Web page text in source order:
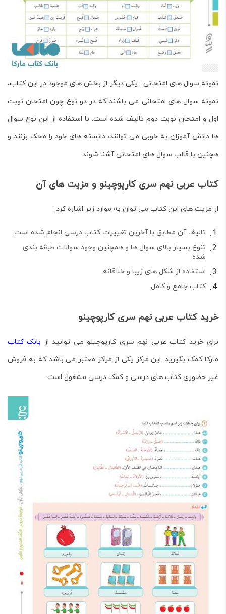
نمونه سوال های امتحانی : یکی دیگر از بخش های موجود در این کتاب،
نمونه سوال های امتحانی می باشند که در دو نوع چون امتحان نوبت
اول و امتحان نوبت دوم تالیف شده است. با استفاده از این نوع سوال
ها دانش آموزان به خوبی می توانند، دانسته های خود را محک بزنند و
هچنین با قالب سوال های امتحانی آشنا شوند.
کتاب عربی نهم سری کارپوچینو و مزیت های آن
از مزیت های این کتاب می توان به موارد زیر اشاره کرد :
تالیف آن مطابق با آخرین تغییرات کتاب درسی انجام شده است.
تنوع بسیار بالای سوال ها و همچنین وجود سوالات طبقه بندی
شده
استفاده از شکل های زیبا و خلاقانه
کتاب جامع و کامل
خرید کتاب عربی نهم سری کارپوچینو
برای خرید کتاب عربی نهم سری کارپوچینو می توانید از بانک کتاب
مارکا کمک بگیرید. این مرکز یکی از مراکز معتبر می باشد که به فروش
غیر حضوری کتاب های درسی و کمک درسی مشغول است.